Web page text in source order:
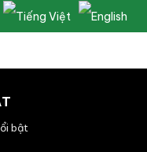
bật